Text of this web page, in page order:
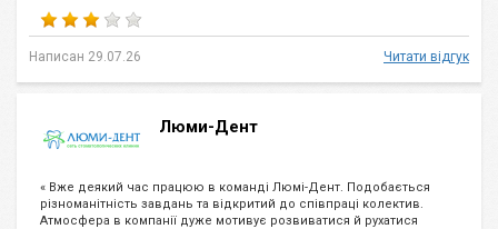
Написан 29.07.26 Читати відгук
Люми-Дент
« Вже деякий час працюю в команді Люмі-Дент. Подобається
різноманітність завдань та відкритий до співпраці колектив.
Атмосфера в компанії дуже мотивує розвиватися й рухатися